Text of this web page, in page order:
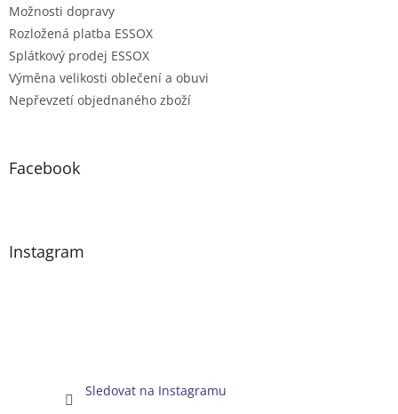
Možnosti dopravy
Rozložená platba ESSOX
Splátkový prodej ESSOX
Výměna velikosti oblečení a obuvi
Nepřevzetí objednaného zboží
Facebook
Instagram
Sledovat na Instagramu